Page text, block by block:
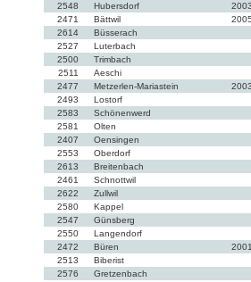
2548
Hubersdorf
2471
Bättwil
2614
Büsserach
2527
Luterbach
2500
Trimbach
2511
Aeschi
2477
Metzerlen-Mariastein
2493
Lostorf
2583
Schönenwerd
2581
Olten
2407
Oensingen
2553
Oberdorf
2613
Breitenbach
2461
Schnottwil
2622
Zullwil
2580
Kappel
2547
Günsberg
2550
Langendorf
2472
Büren
2513
Biberist
2576
Gretzenbach